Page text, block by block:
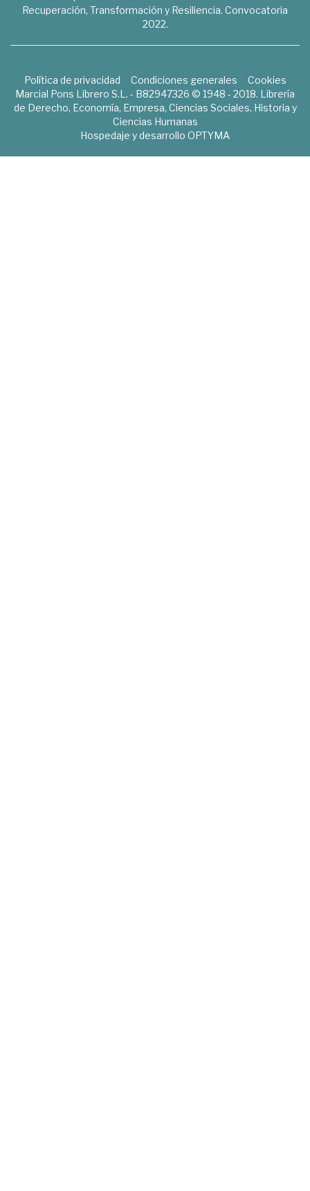
Recuperación, Transformación y Resiliencia. Convocatoria
2022.
Política de privacidad Condiciones generales
Cookies
Marcial Pons Librero S.L. - B82947326 © 1948 - 2018. Librería
de Derecho, Economía, Empresa, Ciencias Sociales, Historia y
Ciencias Humanas
Hospedaje y desarrollo OPTYMA